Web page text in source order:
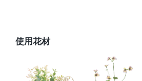
使用花材